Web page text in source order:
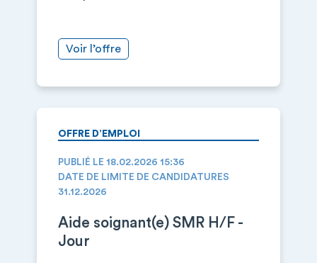
Voir l’offre
OFFRE D’EMPLOI
PUBLIÉ LE 18.02.2026 15:36
DATE DE LIMITE DE CANDIDATURES
31.12.2026
Aide soignant(e) SMR H/F -
Jour